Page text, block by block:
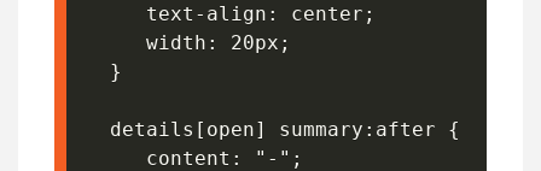
     text-align: center;
     width: 20px;
  }
  details[open] summary:after {
     content: "-";